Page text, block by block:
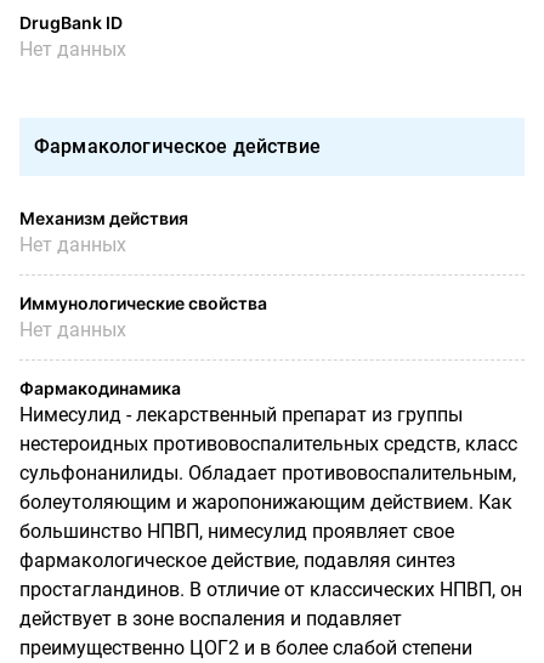
DrugBank ID
Нет данных
Фармакологическое действие
Механизм действия
Нет данных
Иммунологические свойства
Нет данных
Фармакодинамика
Нимесулид - лекарственный препарат из группы
нестероидных противовоспалительных средств, класс
сульфонанилиды. Обладает противовоспалительным,
болеутоляющим и жаропонижающим действием. Как
большинство НПВП, нимесулид проявляет свое
фармакологическое действие, подавляя синтез
простагландинов. В отличие от классических НПВП, он
действует в зоне воспаления и подавляет
преимущественно ЦОГ2 и в более слабой степени